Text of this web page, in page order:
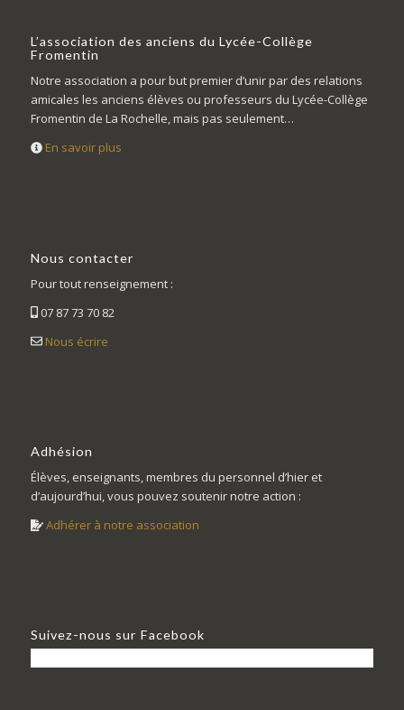
L’association des anciens du Lycée-Collège
Fromentin
Notre association a pour but premier d’unir par des relations
amicales les anciens élèves ou professeurs du Lycée-Collège
Fromentin de La Rochelle, mais pas seulement…
En savoir plus
Nous contacter
Pour tout renseignement :
07 87 73 70 82
Nous écrire
Adhésion
Élèves, enseignants, membres du personnel d’hier et
d’aujourd’hui, vous pouvez soutenir notre action :
Adhérer à notre association
Suivez-nous sur Facebook